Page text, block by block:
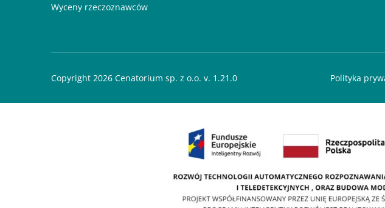
Wyceny rzeczoznawców
Copyright 2026 Cenatorium sp. z o.o. v. 1.21.0 Polityka